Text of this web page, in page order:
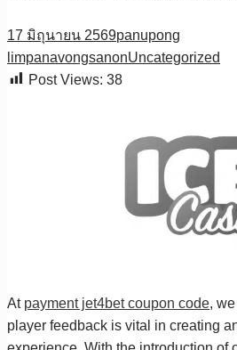
17 มิถุนายน 2569panupong
limpanavongsanonUncategorized
Post Views: 38
At payment jet4bet coupon code,
player feedback is vital in creating